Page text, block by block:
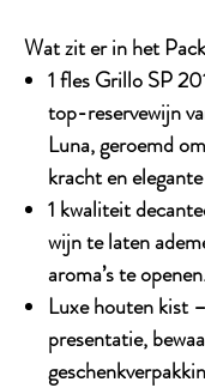
Wat zit er in het
1 fles Grillo SP
top-reservewijn
Luna, geroemd
kracht en
1 kwaliteit
wijn te laten
aroma’s te
Luxe houten kist
presentatie,